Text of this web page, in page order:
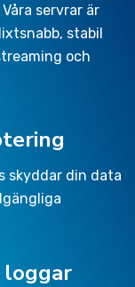
servrar är
stabil
och
skyddar din data